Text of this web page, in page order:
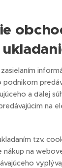
podnikom
a ďalej
na
tzv.
nákup na